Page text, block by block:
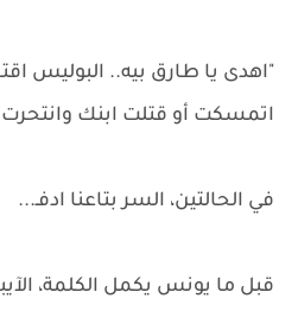
"اهدى يا طارق بيه.. البوليس
اتمسكت أو قتلت ابنك وانتحرت
في الحالتين، السر بتاعنا ادفـ...
قبل ما يونس يكمل الكلمة،